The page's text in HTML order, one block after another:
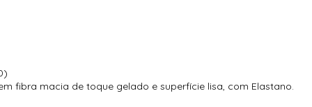
fibra macia de toque gelado e superfície lisa, com Elastano.